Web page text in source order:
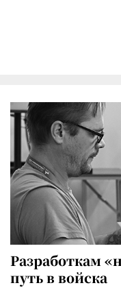
Разработкам
путь в войска